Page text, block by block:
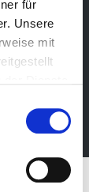
für
Unsere
mit
erhalte